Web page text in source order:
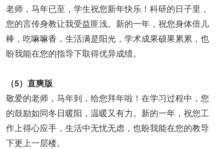
老师，马年已至，学生祝您新年快乐！科研的日子里，
您的言传身教让我受益匪浅。新的一年，祝您身体倍儿
棒，吃嘛嘛香，生活满是阳光，学术成果硕果累累，也
盼我能在您的指导下取得优异成绩。
（5）直爽版
敬爱的老师，马年到，给您拜年啦！在学习过程中，您
的鼓励如同冬日暖阳，温暖又有力。新的一年，祝您工
作上得心应手，生活中无忧无虑，也盼我能在您的教导
下更上一层楼。